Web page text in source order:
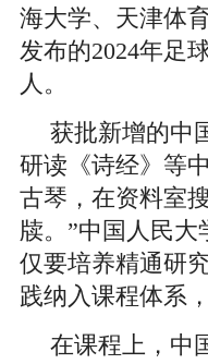
海大学、天津体
发布的2024年足
人。
获批新增的中
研读《诗经》等
古琴，在资料室
牍。”中国人民
仅要培养精通研
践纳入课程体系
在课程上，中